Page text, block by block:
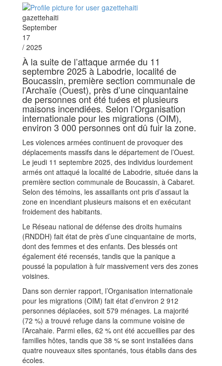
gazettehaiti
September
17
/ 2025
À la suite de l’attaque armée du 11
septembre 2025 à Labodrie, localité de
Boucassin, première section communale de
l'Archaïe (Ouest), près d’une cinquantaine
de personnes ont été tuées et plusieurs
maisons incendiées. Selon l’Organisation
internationale pour les migrations (OIM),
environ 3 000 personnes ont dû fuir la zone.
Les violences armées continuent de provoquer des
déplacements massifs dans le département de l’Ouest.
Le jeudi 11 septembre 2025, des individus lourdement
armés ont attaqué la localité de Labodrie, située dans la
première section communale de Boucassin, à Cabaret.
Selon des témoins, les assaillants ont pris d’assaut la
zone en incendiant plusieurs maisons et en exécutant
froidement des habitants.
Le Réseau national de défense des droits humains
(RNDDH) fait état de près d’une cinquantaine de morts,
dont des femmes et des enfants. Des blessés ont
également été recensés, tandis que la panique a
poussé la population à fuir massivement vers des zones
voisines.
Dans son dernier rapport, l’Organisation internationale
pour les migrations (OIM) fait état d’environ 2 912
personnes déplacées, soit 579 ménages. La majorité
(72 %) a trouvé refuge dans la commune voisine de
l’Arcahaie. Parmi elles, 62 % ont été accueillies par des
familles hôtes, tandis que 38 % se sont installées dans
quatre nouveaux sites spontanés, tous établis dans des
écoles.